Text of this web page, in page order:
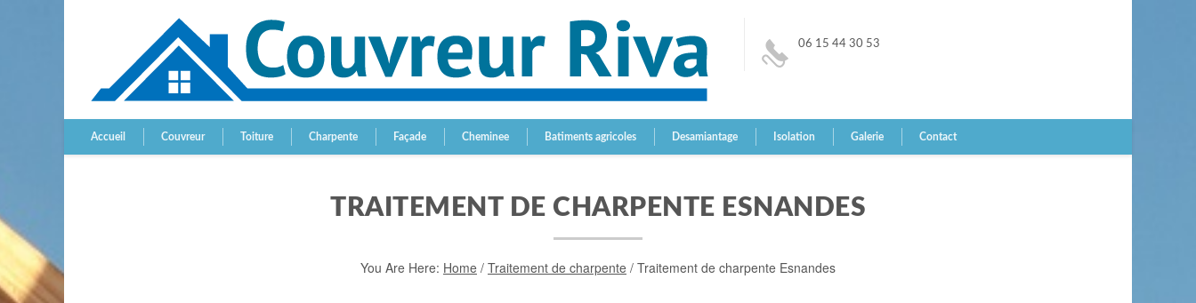
06 15 44 30 53
Accueil Couvreur Toiture Charpente Façade Cheminee Batiments agricoles Desamiantage Isolation Galerie Contact
TRAITEMENT DE CHARPENTE ESNANDES
You Are Here: Home / Traitement de charpente / Traitement de charpente Esnandes